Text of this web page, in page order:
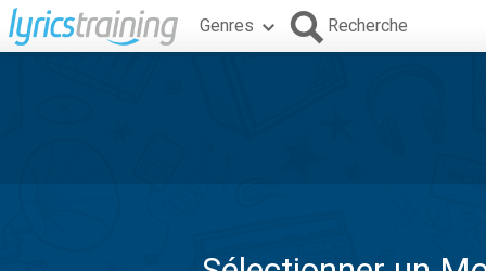
Genres Recherche